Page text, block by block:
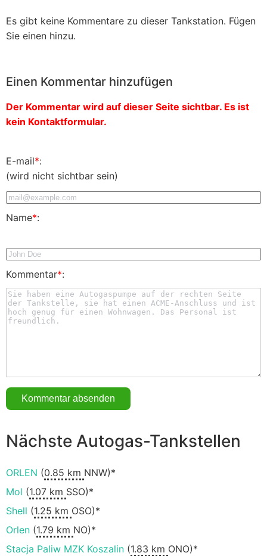
Es gibt keine Kommentare zu dieser Tankstation. Fügen
Sie einen hinzu.
Einen Kommentar hinzufügen
Der Kommentar wird auf dieser Seite sichtbar. Es ist
kein Kontaktformular.
E-mail*:
(wird nicht sichtbar sein)
Name*:
Kommentar*:
Nächste Autogas-Tankstellen
ORLEN (0.85 km NNW)*
Mol (1.07 km SSO)*
Shell (1.25 km OSO)*
Orlen (1.79 km NO)*
Stacja Paliw MZK Koszalin (1.83 km ONO)*